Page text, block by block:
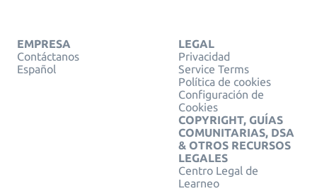
EMPRESA
Contáctanos
Español
LEGAL
Privacidad
Service Terms
Política de cookies
Configuración de
Cookies
COPYRIGHT, GUÍAS
COMUNITARIAS, DSA
& OTROS RECURSOS
LEGALES
Centro Legal de
Learneo